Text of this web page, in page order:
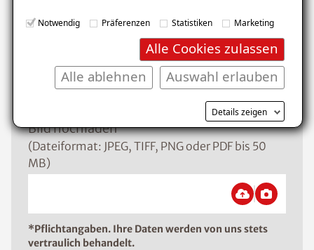
Notwendig Präferenzen Statistiken Marketing
Alle Cookies zulassen
Auswahl erlauben
Alle ablehnen
Details zeigen
Bild hochladen
(Dateiformat: JPEG, TIFF, PNG oder PDF bis 50
MB)
*Pflichtangaben. Ihre Daten werden von uns stets
vertraulich behandelt.